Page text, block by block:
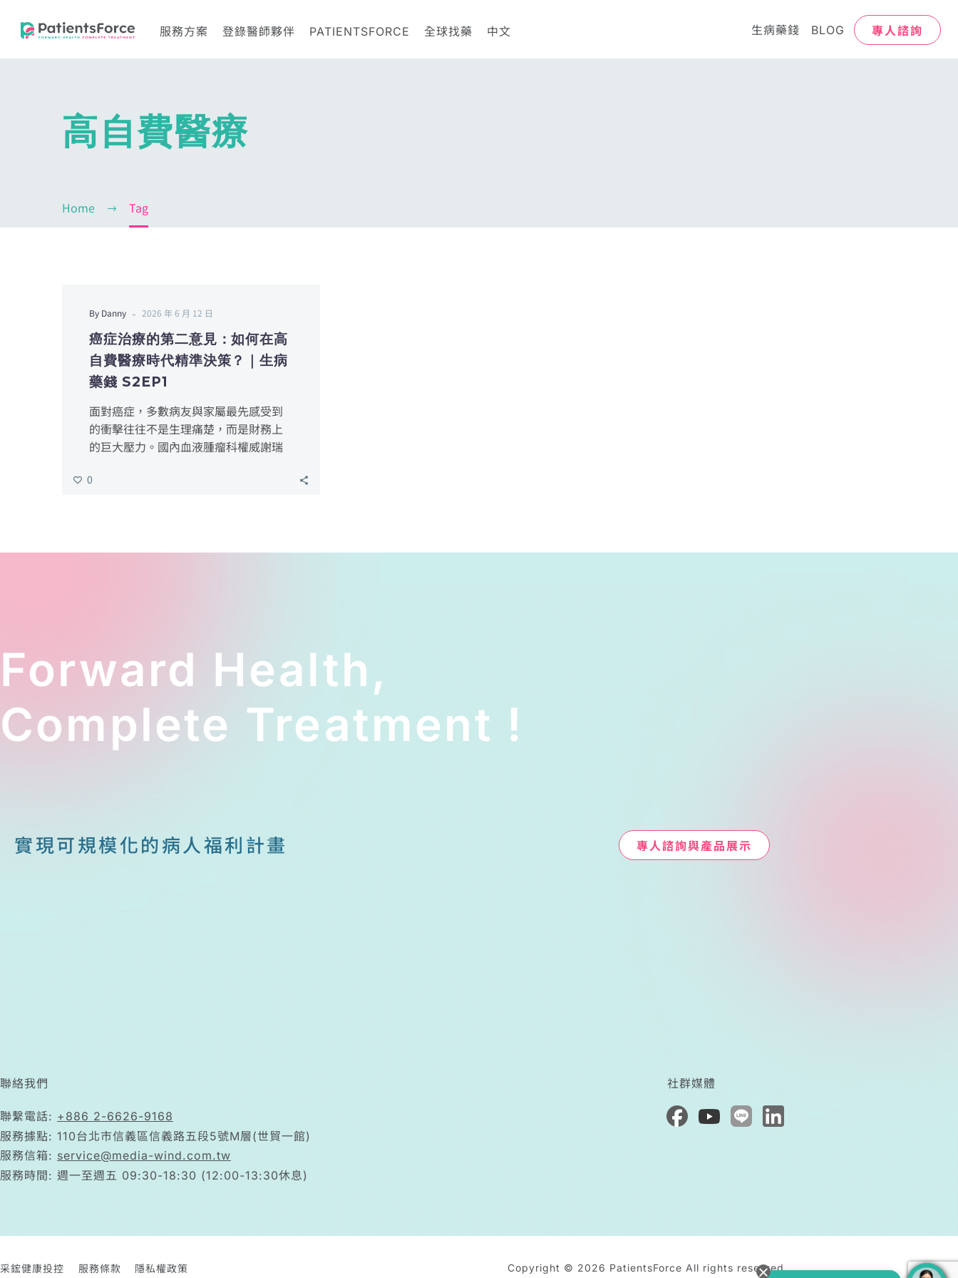
服務方案 登錄醫師夥伴 PATIENTSFORCE 全球找藥 中文 生病藥錢 BLOG 專人諮詢
高自費醫療
Home Tag
By Danny - 2026 年 6 月 12 日
癌症治療的第二意見：如何在高
自費醫療時代精準決策？｜生病
藥錢 S2EP1
面對癌症，多數病友與家屬最先感受到
的衝擊往往不是生理痛楚，而是財務上
的巨大壓力。國內血液腫瘤科權威謝瑞
靶、免疫治療）一年費用動輒一兩百
織時，我們該如何與醫師溝通？如何確
0
Forward Health,
Complete Treatment !
實現可規模化的病人福利計畫 專人諮詢與產品展示
聯絡我們
聯繫電話: +886 2-6626-9168
服務據點: 110台北市信義區信義路五段5號M層(世貿一館)
服務信箱: service@media-wind.com.tw
服務時間: 週一至週五 09:30-18:30 (12:00-13:30休息)
社群媒體
采鋐健康投控 服務條款 隱私權政策 Copyright © 2026 PatientsForce All rights reserved